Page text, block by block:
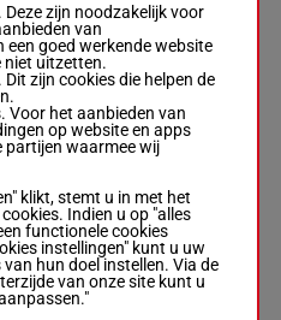
0a 1a 3a
0a 4a
0a 0a 3a
zijn noodzakelijk voor
van
een goed werkende website
niet uitzetten.
zijn cookies die helpen de
Voor het aanbieden van
op website en apps
partijen waarmee wij
klikt, stemt u in met het
Indien u op "alles
functionele cookies
instellingen" kunt u uw
hun doel instellen. Via de
van onze site kunt u